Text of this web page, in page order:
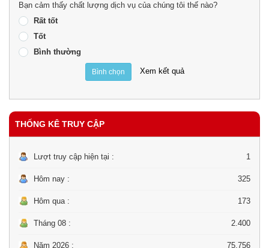
Bạn cảm thấy chất lượng dịch vụ của chúng tôi thế nào?
Rất tốt
Tốt
Bình thường
Bình chọn Xem kết quả
THỐNG KÊ TRUY CẬP
Lượt truy cập hiện tại : 1
Hôm nay : 325
Hôm qua : 173
Tháng 08 : 2.400
Năm 2026 : 75.756